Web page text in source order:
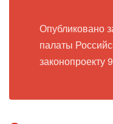
Опубликовано
палаты
законопроекту